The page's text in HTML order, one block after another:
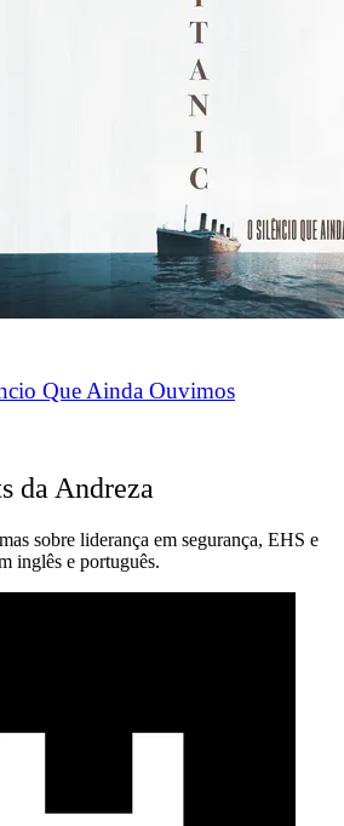
Que Ainda Ouvimos
da Andreza
sobre liderança em segurança, EHS e
inglês e português.